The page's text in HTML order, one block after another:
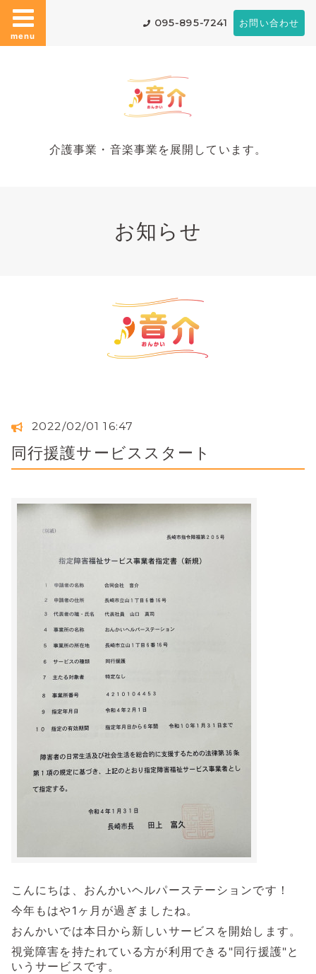
menu
095-895-7241 お問い合わせ
介護事業・音楽事業を展開しています。
お知らせ
2022/02/01 16:47
同行援護サービススタート
こんにちは、おんかいヘルパーステーションです！
今年もはや1ヶ月が過ぎましたね。
おんかいでは本日から新しいサービスを開始します。
視覚障害を持たれている方が利用できる"同行援護"と
いうサービスです。